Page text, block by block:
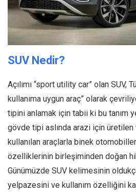
SUV Nedir?
Açılımı “sport utility car” olan SUV,
kullanıma uygun araç” olarak
tipini anlamak için tabii ki bu tanım
gövde tipi aslında arazi için
kullanılan araçlarla binek
özelliklerinin birleşiminden doğan
Günümüzde SUV kelimesinin
yelpazesini ve kullanım özelliğini